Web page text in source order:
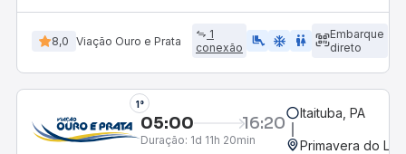
8,0 Viação Ouro e Prata
1
conexão
airline_seat_legroom_extra ac_unit WC
Embarque
direto
1°
05:00 16:20
Duração: 1d 11h 20min
Itaituba, PA
Primavera do